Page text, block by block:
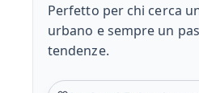
Perfetto per chi cerca
urbano e sempre un
tendenze.